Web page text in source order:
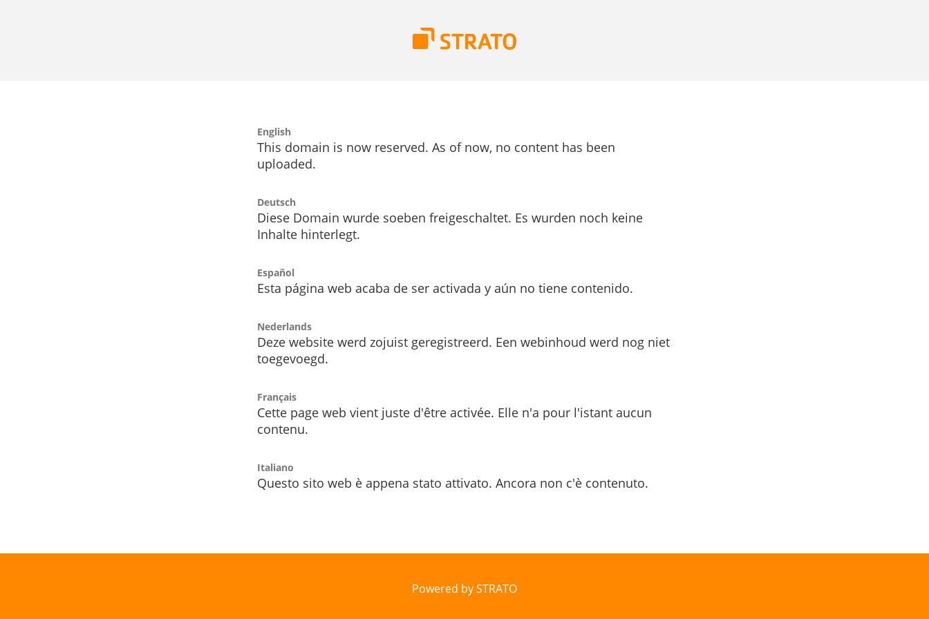
English
This domain is now reserved. As of now, no content has been
uploaded.
Deutsch
Diese Domain wurde soeben freigeschaltet. Es wurden noch keine
Inhalte hinterlegt.
Español
Esta página web acaba de ser activada y aún no tiene contenido.
Nederlands
Deze website werd zojuist geregistreerd. Een webinhoud werd nog niet
toegevoegd.
Français
Cette page web vient juste d'être activée. Elle n'a pour l'istant aucun
contenu.
Italiano
Questo sito web è appena stato attivato. Ancora non c'è contenuto.
Powered by STRATO